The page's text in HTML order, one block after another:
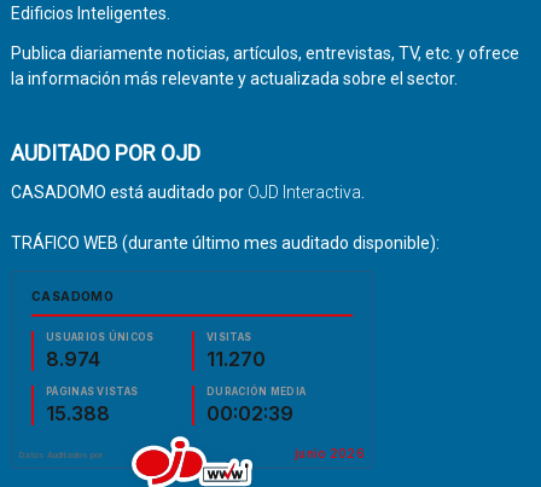
Edificios Inteligentes.
Publica diariamente noticias, artículos, entrevistas, TV, etc. y ofrece
la información más relevante y actualizada sobre el sector.
AUDITADO POR OJD
CASADOMO está auditado por OJD Interactiva
TRÁFICO WEB (durante último mes auditado disponible):